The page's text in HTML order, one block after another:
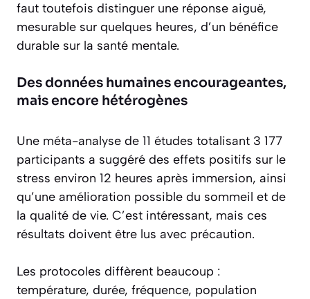
faut toutefois distinguer une réponse aiguë,
mesurable sur quelques heures, d’un bénéfice
durable sur la santé mentale.
Des données humaines encourageantes,
mais encore hétérogènes
Une méta-analyse de 11 études totalisant 3 177
participants a suggéré des effets positifs sur le
stress environ 12 heures après immersion, ainsi
qu’une amélioration possible du sommeil et de
la qualité de vie. C’est intéressant, mais ces
résultats doivent être lus avec précaution.
Les protocoles diffèrent beaucoup :
température, durée, fréquence, population